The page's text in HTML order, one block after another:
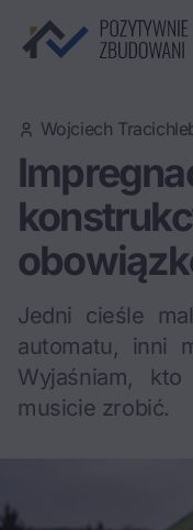
Wojciech
Jedni cieśle
automatu, inni
Wyjaśniam,
musicie zrobić.